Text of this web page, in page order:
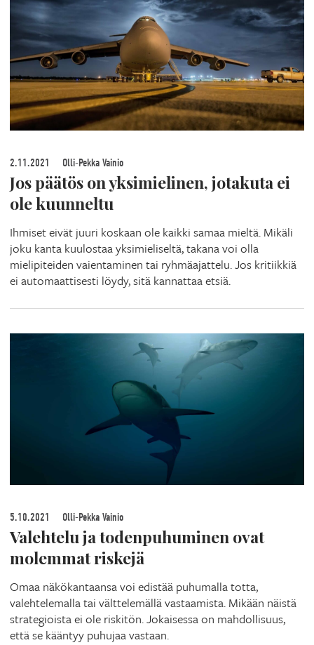
2.11.2021 Olli-Pekka Vainio
Jos päätös on yksimielinen, jotakuta ei
ole kuunneltu
Ihmiset eivät juuri koskaan ole kaikki samaa mieltä. Mikäli
joku kanta kuulostaa yksimieliseltä, takana voi olla
mielipiteiden vaientaminen tai ryhmäajattelu. Jos kritiikkiä
ei automaattisesti löydy, sitä kannattaa etsiä.
5.10.2021 Olli-Pekka Vainio
Valehtelu ja todenpuhuminen ovat
molemmat riskejä
Omaa näkökantaansa voi edistää puhumalla totta,
valehtelemalla tai välttelemällä vastaamista. Mikään näistä
strategioista ei ole riskitön. Jokaisessa on mahdollisuus,
että se kääntyy puhujaa vastaan.